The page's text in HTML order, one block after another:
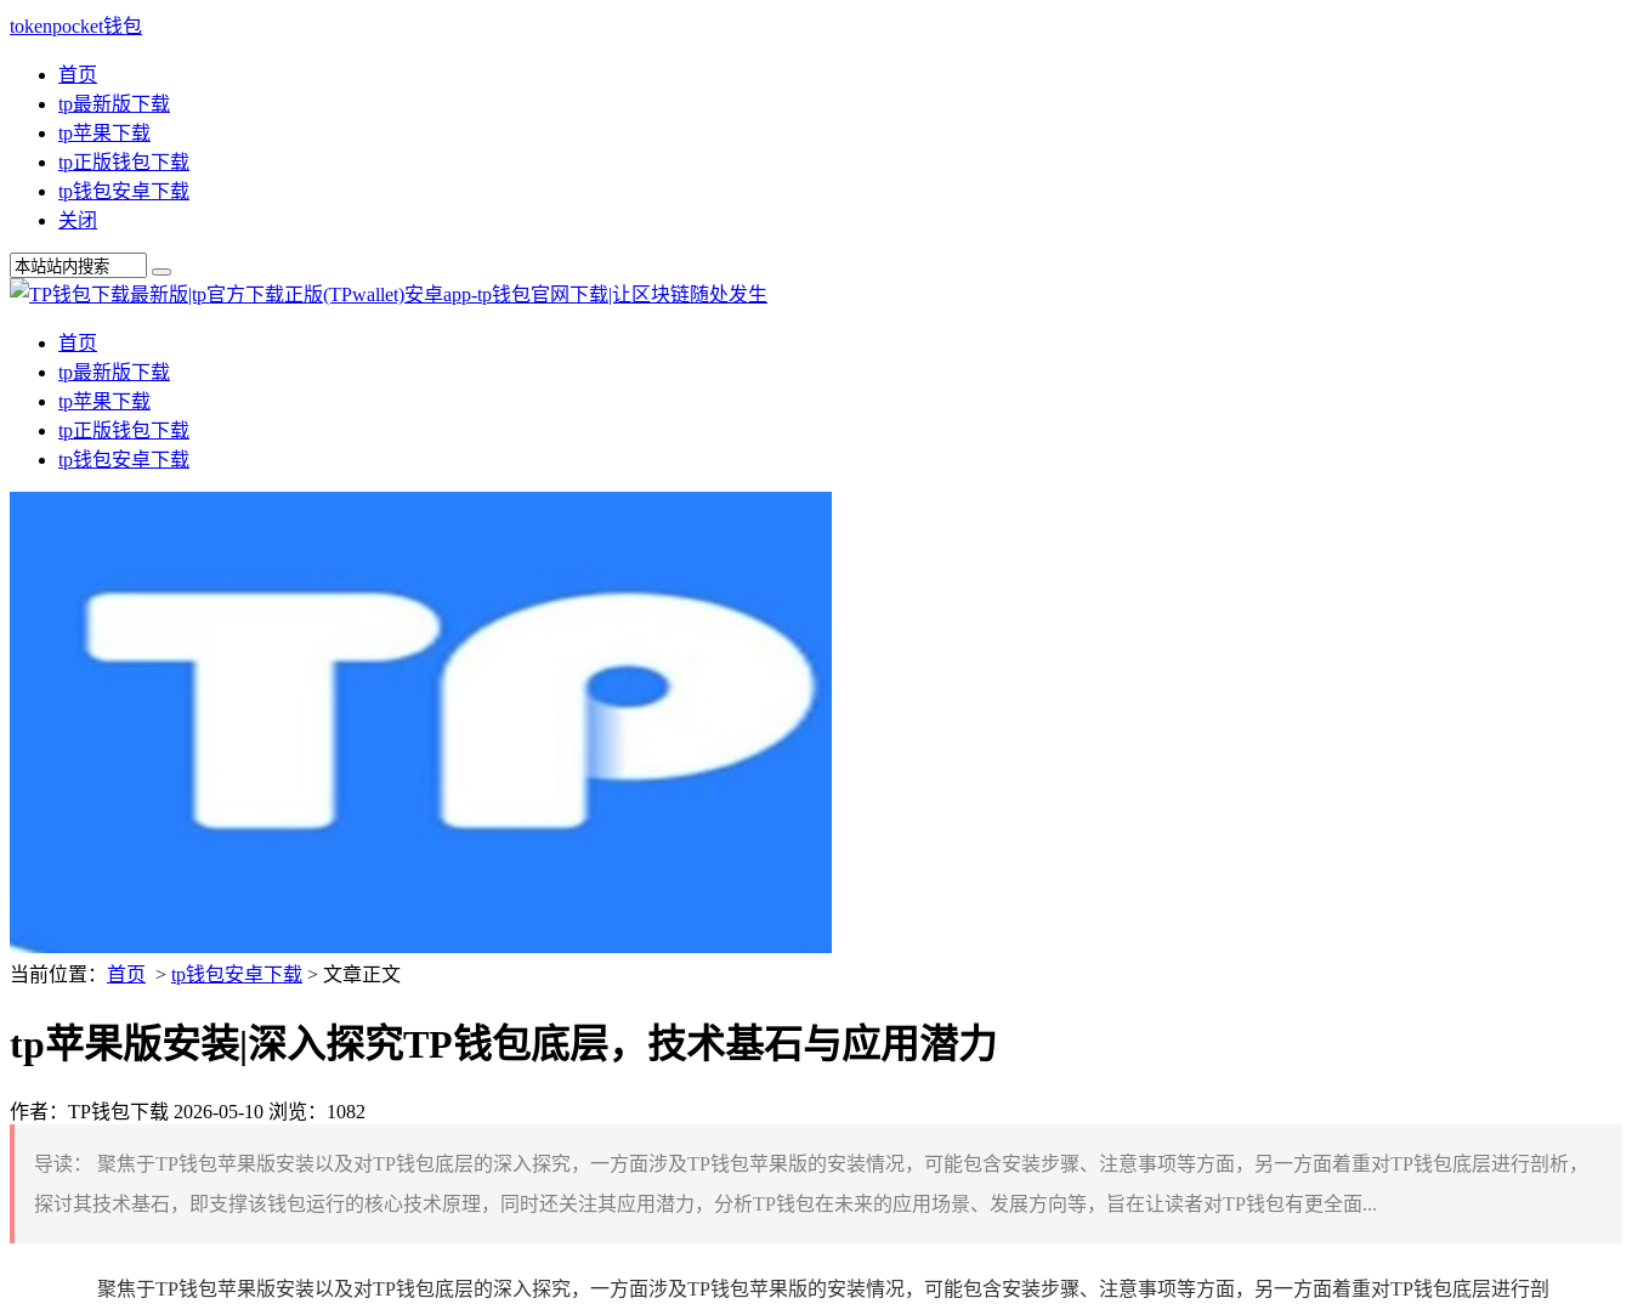
tokenpocket钱包
首页
tp最新版下载
tp苹果下载
tp正版钱包下载
tp钱包安卓下载
关闭
首页
tp最新版下载
tp苹果下载
tp正版钱包下载
tp钱包安卓下载
当前位置： 首页 > tp钱包安卓下载 > 文章正文
tp苹果版安装|深入探究TP钱包底层，技术基石与应用潜力
作者：TP钱包下载 2026-05-10 浏览：1082
导读：
聚焦于TP钱包苹果版安装以及对TP钱包底层的深入探究，一方面涉及TP钱包苹果版的安装情况，可能包含安装步骤、注意事项等方面，另一方面着重对TP钱包底层进行剖析，
探讨其技术基石，即支撑该钱包运行的核心技术原理，同时还关注其应用潜力，分析TP钱包在未来的应用场景、发展方向等，旨在让读者对TP钱包有更全面...
聚焦于TP钱包苹果版安装以及对TP钱包底层的深入探究，一方面涉及TP钱包苹果版的安装情况，可能包含安装步骤、注意事项等方面，另一方面着重对TP钱包底层进行剖